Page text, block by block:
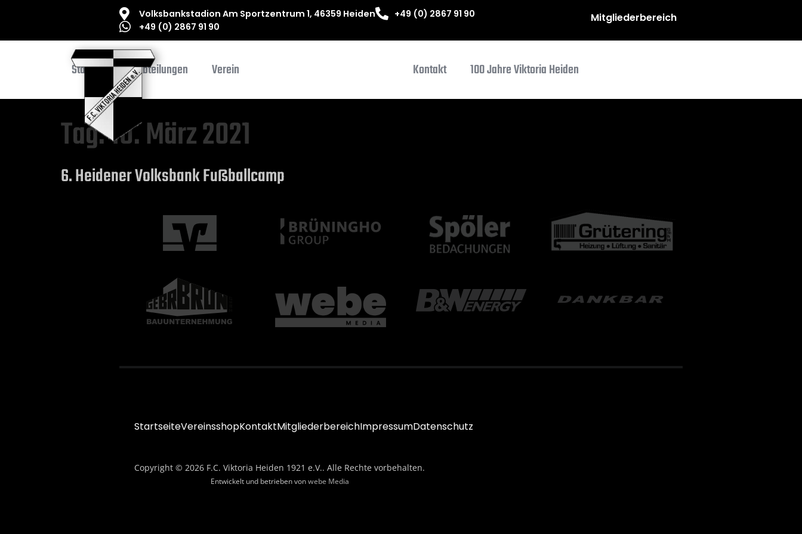
Volksbankstadion Am Sportzentrum 1, 46359 Heiden
+49 (0) 2867 91 90
+49 (0) 2867 91 90
Mitgliederbereich
Startseite Abteilungen Verein Kontakt 100 Jahre Viktoria Heiden
Tag:10. März 2021
6. Heidener Volksbank Fußballcamp
StartseiteVereinsshopKontaktMitgliederbereichImpressumDatenschutz
Copyright © 2026 F.C. Viktoria Heiden 1921 e.V.. Alle Rechte vorbehalten.
Entwickelt und betrieben vonwebe Media